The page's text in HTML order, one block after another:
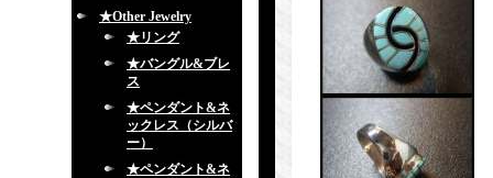
★Other Jewelry
★リング
★バングル&ブレ
ス
★ペンダント&ネ
ックレス（シルバ
ー）
★ペンダント&ネ